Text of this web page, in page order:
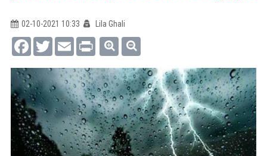
02-10-2021 10:33
Lila Ghali
FacebookTwitterEmail Print